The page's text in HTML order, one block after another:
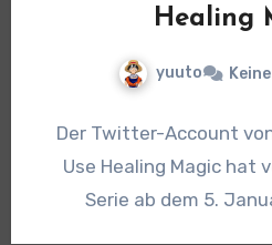
Healing
yuuto
Der Twitter-Account
Use Healing Magic hat
Serie ab dem 5.